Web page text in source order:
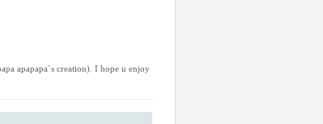
apapapa`s creation). I hope u enjoy